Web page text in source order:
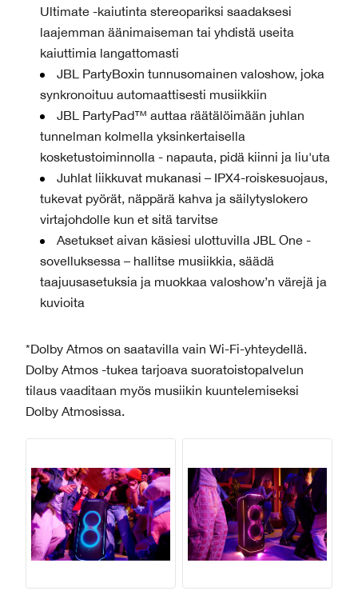
Ultimate -kaiutinta stereopariksi saadaksesi
laajemman äänimaiseman tai yhdistä useita
kaiuttimia langattomasti
JBL PartyBoxin tunnusomainen valoshow, joka
synkronoituu automaattisesti musiikkiin
JBL PartyPad™ auttaa räätälöimään juhlan
tunnelman kolmella yksinkertaisella
kosketustoiminnolla - napauta, pidä kiinni ja liu'uta
Juhlat liikkuvat mukanasi – IPX4-roiskesuojaus,
tukevat pyörät, näppärä kahva ja säilytyslokero
virtajohdolle kun et sitä tarvitse
Asetukset aivan käsiesi ulottuvilla JBL One -
sovelluksessa – hallitse musiikkia, säädä
taajuusasetuksia ja muokkaa valoshow’n värejä ja
kuvioita
*Dolby Atmos on saatavilla vain Wi-Fi-yhteydellä.
Dolby Atmos -tukea tarjoava suoratoistopalvelun
tilaus vaaditaan myös musiikin kuuntelemiseksi
Dolby Atmosissa.